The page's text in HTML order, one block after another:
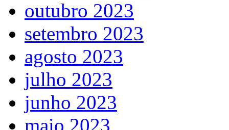
outubro 2023
setembro 2023
agosto 2023
julho 2023
junho 2023
maio 2023